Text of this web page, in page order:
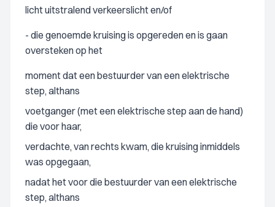
licht uitstralend verkeerslicht en/of
- die genoemde kruising is opgereden en is gaan
oversteken op het
moment dat een bestuurder van een elektrische
step, althans
voetganger (met een elektrische step aan de hand)
die voor haar,
verdachte, van rechts kwam, die kruising inmiddels
was opgegaan,
nadat het voor die bestuurder van een elektrische
step, althans